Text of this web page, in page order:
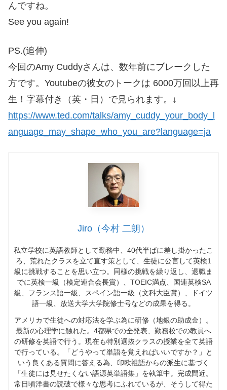
んですね。
See you again!
PS.(追伸)
今回のAmy Cuddyさんは、数年前にブレークした
方です。Youtubeの彼女のトークは 6000万回以上再
生！字幕付き（英・日）で見られます。↓
https://www.ted.com/talks/amy_cuddy_your_body_l
anguage_may_shape_who_you_are?language=ja
Jiro（今村 二朗）
私立学校に英語教師として勤務中、 40代半ばに差し掛かったこ
ろ、荒れたクラスを立て直す策として、生徒に公言して英検1
級に挑戦することを思い立つ。同様の挑戦を繰り返し、退職ま
でに英検一級（検定連合会長賞）、 TOEIC満点、国連英検SA
級、フランス語一級、スペイン語一級（文科大臣賞）、ドイツ
語一級、放送大学大学院修士号などの成果を得る。
アメリカで生徒への対応法を学ぶ為に研修（地銀の助成金）。
最新の心理学に触れた。 4都県での全発表、勤務校での教員へ
の研修を英語で行う。現在も特別選抜クラスの授業を全て英語
で行っている。「どうやって単語を覚えればいいですか？」と
いう良くある質問に答える為、印欧祖語からの派生に基づく
「生徒には見せたくない語源英単語集」を執筆中。完成間近。
常日頃洋書の読破で様々な思考にふれているが、そうして得た